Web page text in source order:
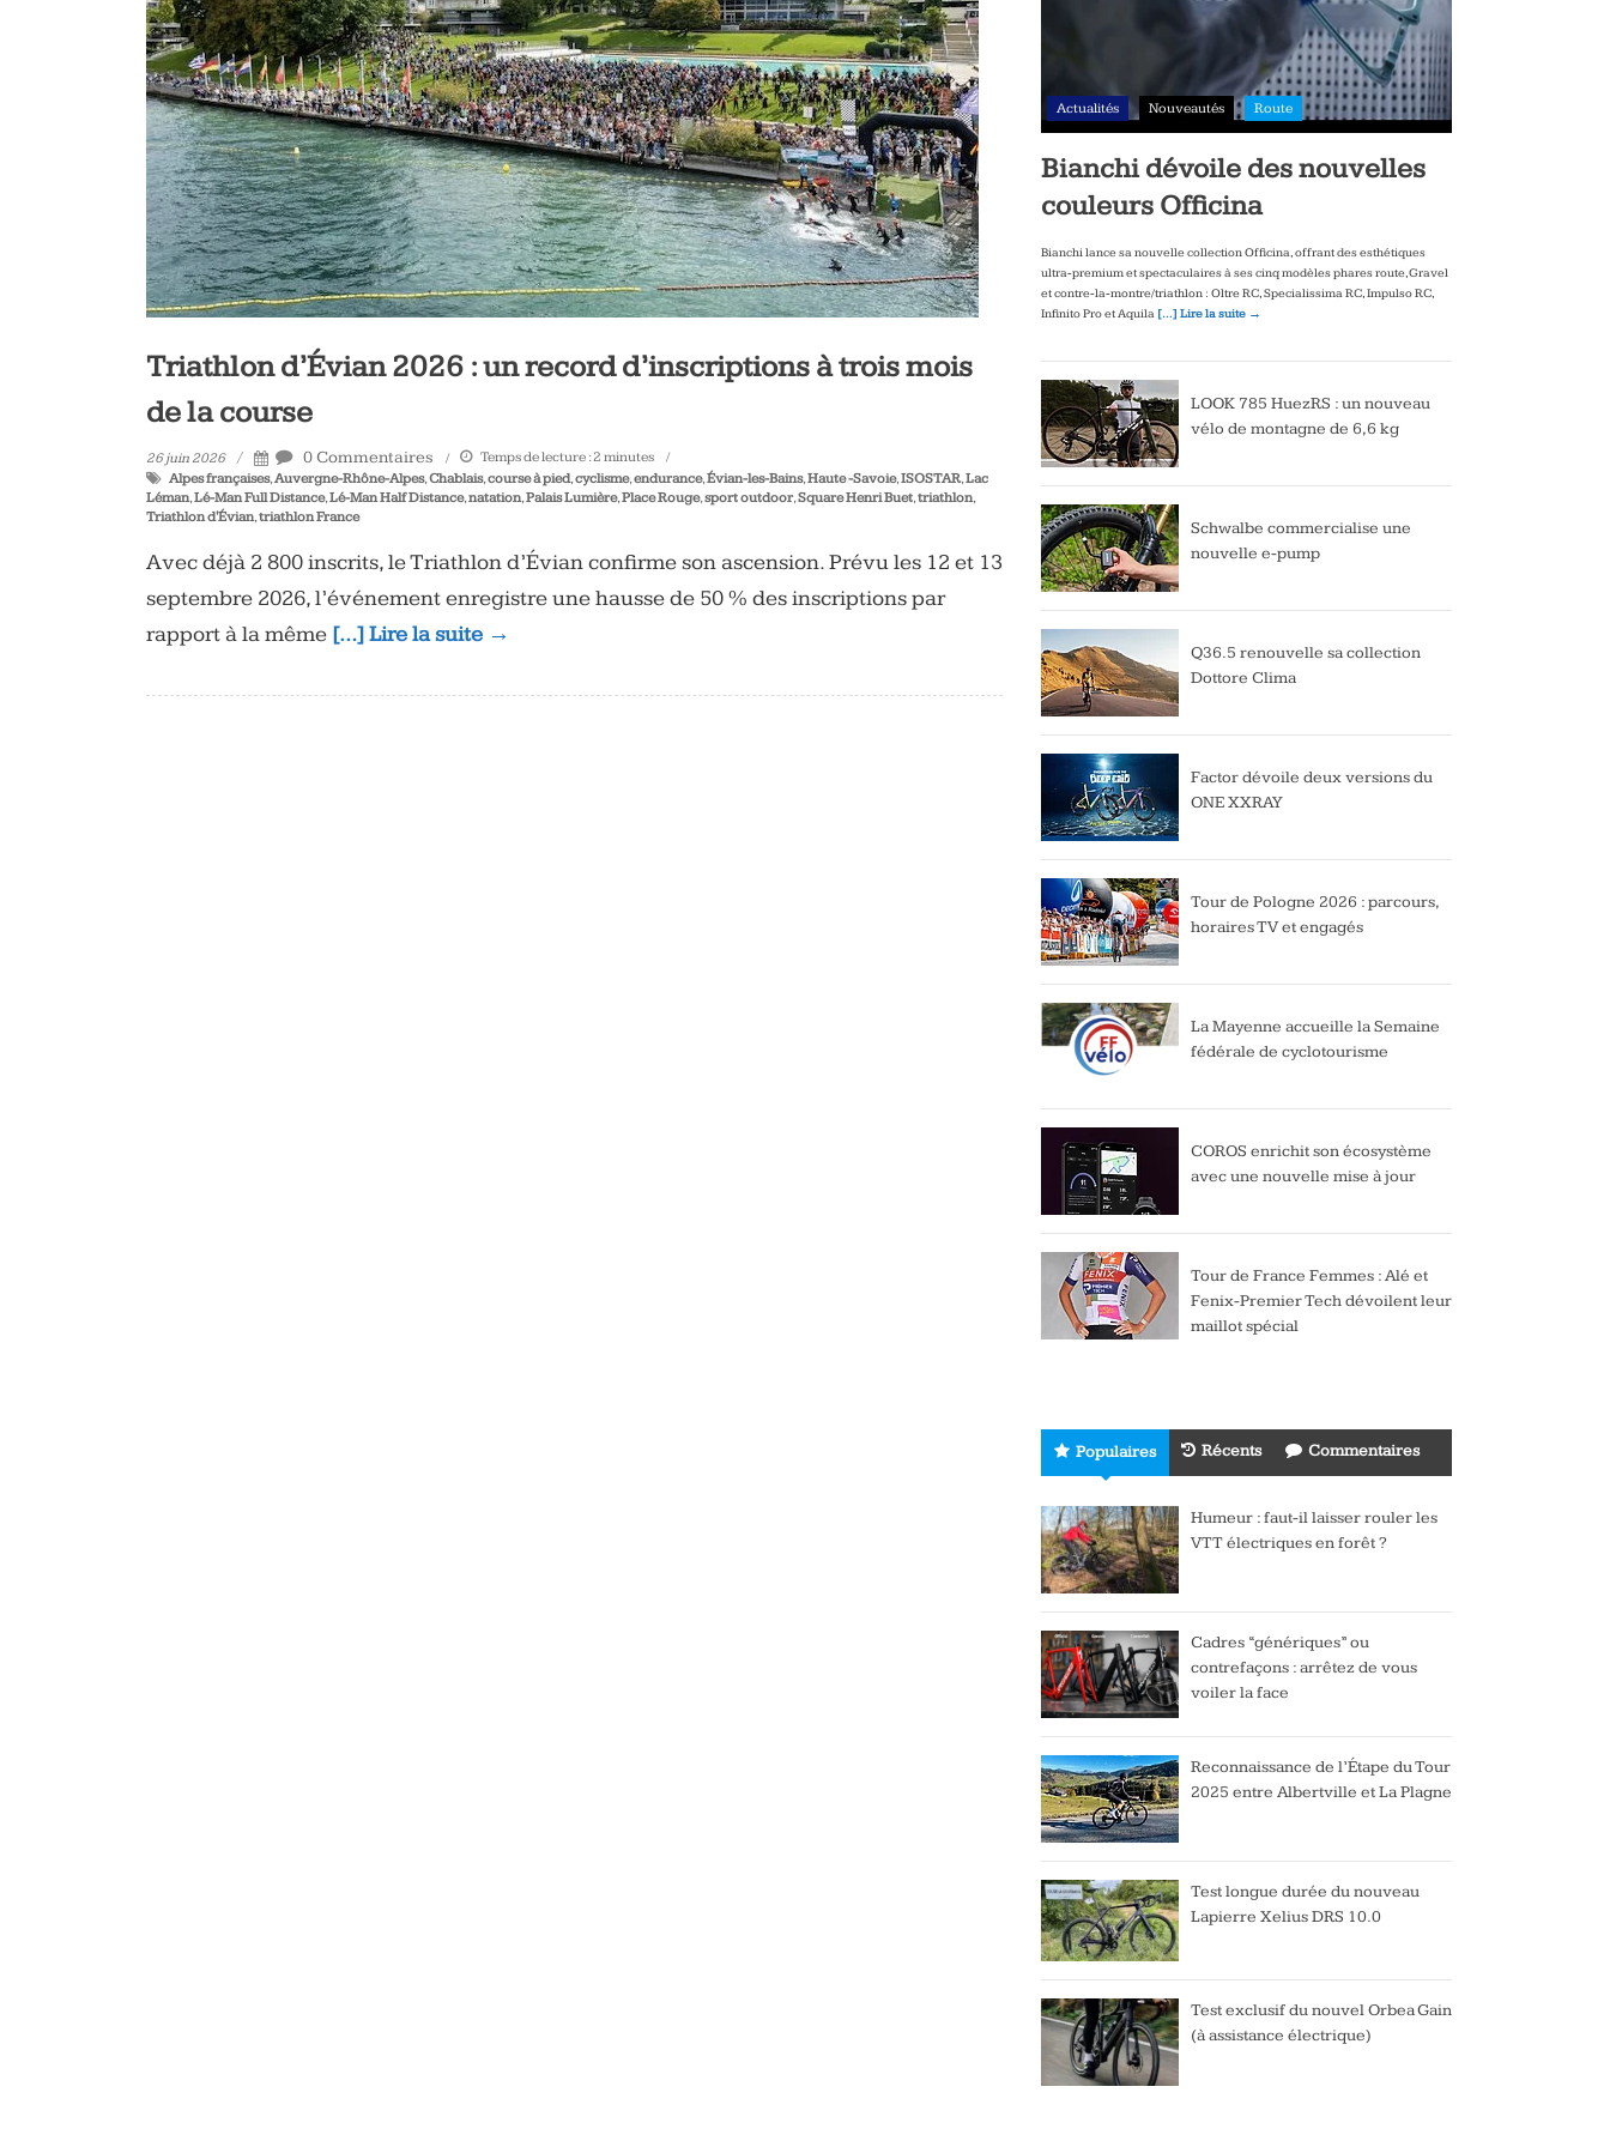
vélo
et
triathlon
Triathlon d’Évian 2026 : un record d’inscriptions à trois mois
de la course
26 juin 2026 0 Commentaires Temps de lecture :2 minutes
Alpes françaises,Auvergne-Rhône-Alpes,Chablais,course à pied,cyclisme,endurance,Évian-les-Bains,Haute -Savoie,ISOSTAR,Lac
Léman,Lé-Man Full Distance,Lé-Man Half Distance,natation,Palais Lumière,Place Rouge,sport outdoor,Square Henri Buet,triathlon,
Triathlon d'Évian,triathlon France
Avec déjà 2 800 inscrits, le Triathlon d’Évian confirme son ascension. Prévu les 12 et 13
septembre 2026, l’événement enregistre une hausse de 50 % des inscriptions par
rapport à la même […] Lire la suite →
Actualités Nouveautés Route
Bianchi dévoile des nouvelles
couleurs Officina
Bianchi lance sa nouvelle collection Officina, offrant des esthétiques
ultra‑premium et spectaculaires à ses cinq modèles phares route, Gravel
et contre‑la‑montre/triathlon : Oltre RC, Specialissima RC, Impulso RC,
Infinito Pro et Aquila […] Lire la suite →
LOOK 785 HuezRS : un nouveau
vélo de montagne de 6,6 kg
Schwalbe commercialise une
nouvelle e-pump
Q36.5 renouvelle sa collection
Dottore Clima
Factor dévoile deux versions du
ONE XXRAY
Tour de Pologne 2026 : parcours,
horaires TV et engagés
La Mayenne accueille la Semaine
fédérale de cyclotourisme
COROS enrichit son écosystème
avec une nouvelle mise à jour
Tour de France Femmes : Alé et
Fenix-Premier Tech dévoilent leur
maillot spécial
Populaires Récents Commentaires
Humeur : faut-il laisser rouler les
VTT électriques en forêt ?
Cadres “génériques” ou
contrefaçons : arrêtez de vous
voiler la face
Reconnaissance de l’Étape du Tour
2025 entre Albertville et La Plagne
Test longue durée du nouveau
Lapierre Xelius DRS 10.0
Test exclusif du nouvel Orbea Gain
(à assistance électrique)